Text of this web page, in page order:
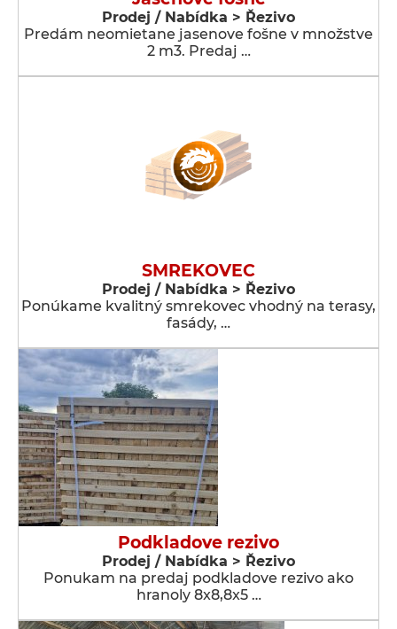
Prodej / Nabídka > Řezivo
Predám neomietane jasenove fošne v množstve
2 m3. Predaj …
SMREKOVEC
Prodej / Nabídka > Řezivo
Ponúkame kvalitný smrekovec vhodný na terasy,
fasády, …
Podkladove rezivo
Prodej / Nabídka > Řezivo
Ponukam na predaj podkladove rezivo ako
hranoly 8x8,8x5 …